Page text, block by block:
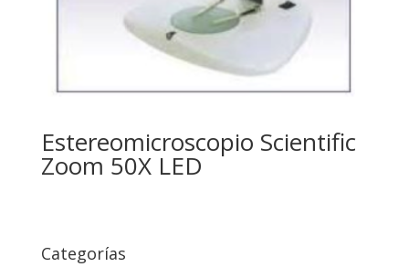
Estereomicroscopio Scientific
Zoom 50X LED
Categorías